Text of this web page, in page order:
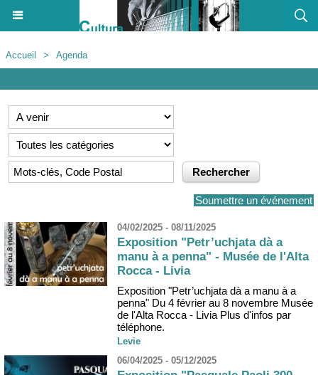
Accueil > Agenda
Soumettre un événement
04/02/2025 - 08/11/2025
Exposition "Petr’uchjata dà a
manu à a penna" - Musée de l'Alta
Rocca - Livia
Exposition "Petr’uchjata dà a manu à a
penna" Du 4 février au 8 novembre Musée
de l'Alta Rocca - Livia Plus d'infos par
téléphone.
Levie
06/04/2025 - 05/12/2025